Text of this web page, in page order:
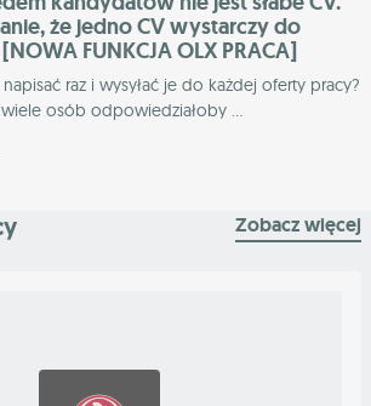
że jedno CV wystarczy do
FUNKCJA OLX PRACA]
raz i wysyłać je do każdej oferty pracy?
osób odpowiedziałoby ...
Zobacz więcej